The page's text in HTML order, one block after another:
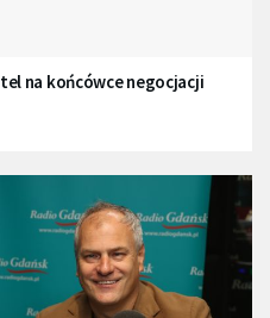
na końcówce negocjacji